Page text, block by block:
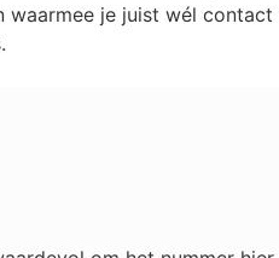
waarmee je juist wél